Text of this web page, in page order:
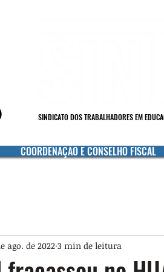
SINDICATO DOS TRABALHADORES EM
COORDENAÇÃO E CONSELHO FISCAL
ago. de 2022 3 min de leitura